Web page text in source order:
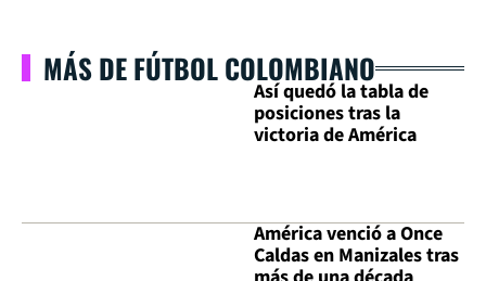
MÁS DE FÚTBOL COLOMBIANO
Así quedó la tabla de
posiciones tras la
victoria de América
América venció a Once
Caldas en Manizales tras